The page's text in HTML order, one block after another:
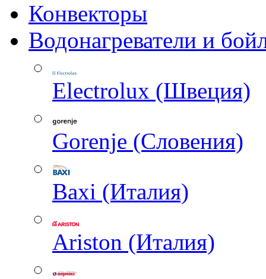
Конвекторы
Водонагреватели и
Electrolux (Швеция)
Gorenje (Словения)
Baxi (Италия)
Ariston (Италия)